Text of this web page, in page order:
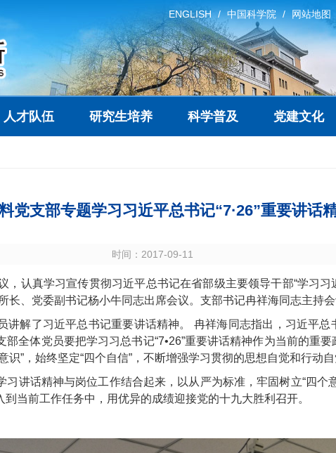
ENGLISH 中国科学院 网站地图
人才队伍 研究生培养 科学普及 党建文化
党支部专题学习习近平总书记“7·26”重要讲话
时间：2017-09-11
，认真学习宣传贯彻习近平总书记在省部级主要领导干部“学习习
长、党委副书记杨小牛同志出席会议。支部书记冉祥海同志主持会
讲解了习近平总书记重要讲话精神。
冉祥海同志指出，习近平总
部全体党员要把学习习总书记“7•26”重要讲话精神作为当前的重
识” ，始终坚定“四个自信” ，不断增强学习贯彻的思想自觉和行动自
讲话精神与岗位工作结合起来，以从严为标准，牢固树立“四个
当前工作任务中，用优异的成绩迎接党的十九大胜利召开。